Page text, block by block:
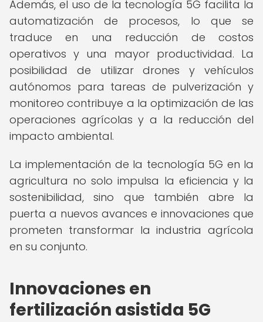
Además, el uso de la tecnología 5G facilita la
automatización de procesos, lo que se
traduce en una reducción de costos
operativos y una mayor productividad. La
posibilidad de utilizar drones y vehículos
autónomos para tareas de pulverización y
monitoreo contribuye a la optimización de las
operaciones agrícolas y a la reducción del
impacto ambiental.
La implementación de la tecnología 5G en la
agricultura no solo impulsa la eficiencia y la
sostenibilidad, sino que también abre la
puerta a nuevos avances e innovaciones que
prometen transformar la industria agrícola
en su conjunto.
Innovaciones en
fertilización asistida 5G